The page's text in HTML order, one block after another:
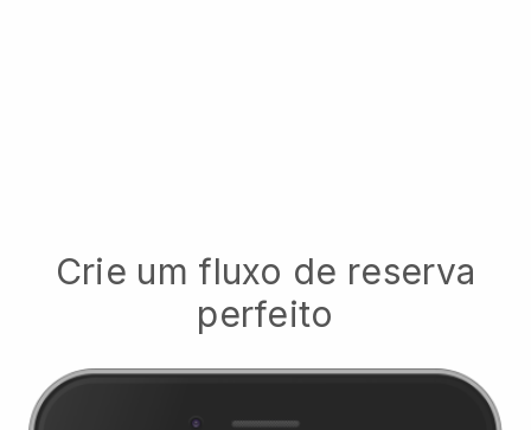
Crie um fluxo de reserva
perfeito